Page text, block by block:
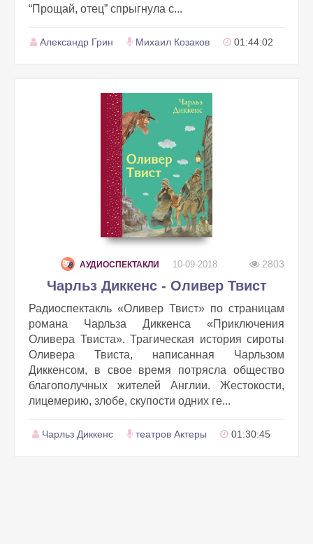
“Прощай, отец” спрыгнула с...
Александр Грин Михаил Козаков 01:44:02
АУДИОСПЕКТАКЛИ 10-09-2018 2803
Чарльз Диккенс - Оливер Твист
Радиоспектакль «Оливер Твист» по страницам
романа Чарльза Диккенса «Приключения
Оливера Твиста». Трагическая история сироты
Оливера Твиста, написанная Чарльзом
Диккенсом, в свое время потрясла общество
благополучных жителей Англии. Жестокости,
лицемерию, злобе, скупости одних ге...
Чарльз Диккенс театров Актеры 01:30:45